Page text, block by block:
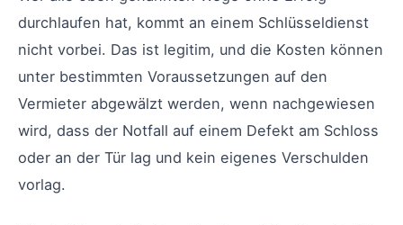
durchlaufen hat, kommt an einem Schlüsseldienst
nicht vorbei. Das ist legitim, und die Kosten können
unter bestimmten Voraussetzungen auf den
Vermieter abgewälzt werden, wenn nachgewiesen
wird, dass der Notfall auf einem Defekt am Schloss
oder an der Tür lag und kein eigenes Verschulden
vorlag.